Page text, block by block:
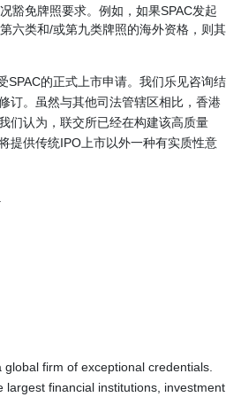
豁免牌照要求。例如，如果SPAC发起
六类和/或第九类牌照的海外资格，则其
SPAC的正式上市申请。我们乐见咨询结
订。虽然与其他司法管辖区相比，香港
们认为，联交所已经在构建该高质量
提供传统IPO上市以外一种有实质性意
firm of exceptional credentials.
largest financial institutions, investment